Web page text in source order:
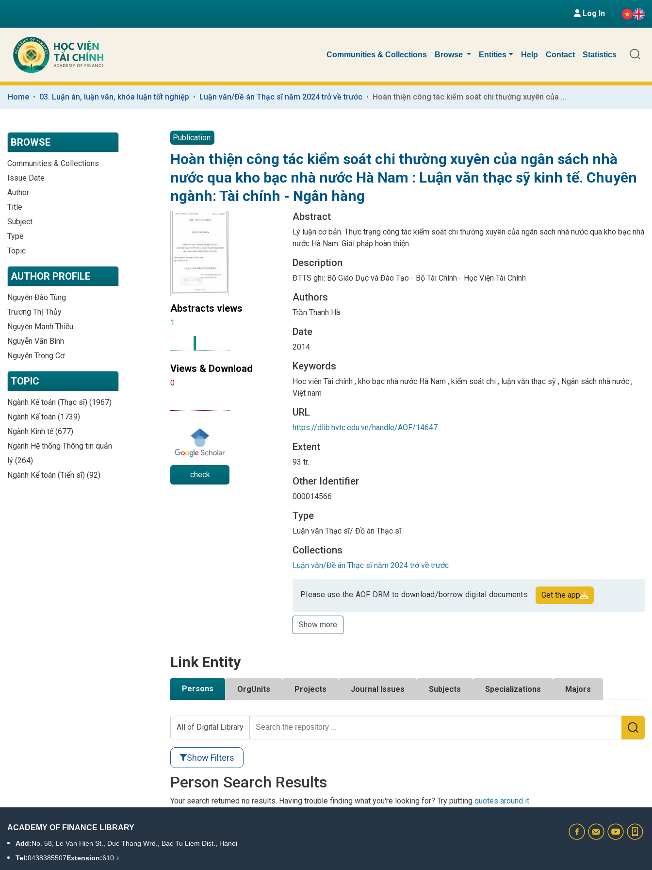
Log In
Communities & Collections Browse Entities Help Contact Statistics
Home 03. Luận án, luận văn, khóa luận tốt nghiệp Luận văn/Đề án Thạc sĩ năm 2024 trở về trước Hoàn thiện công tác kiểm soát chi thường xuyên của ngân sách nhà nước qua kho bạc nhà nước Hà Nam : Luận văn thạc sỹ kinh tế. Chuyên ngành: Tài chính - Ngân hàng
BROWSE
Communities & Collections
Issue Date
Author
Title
Subject
Type
Topic
AUTHOR PROFILE
Nguyễn Đào Tùng
Trương Thị Thủy
Nguyễn Mạnh Thiều
Nguyễn Văn Bình
Nguyễn Trọng Cơ
TOPIC
Ngành Kế toán (Thạc sĩ) (1967)
Ngành Kế toán (1739)
Ngành Kinh tế (677)
Ngành Hệ thống Thông tin quản
lý (264)
Ngành Kế toán (Tiến sĩ) (92)
Publication:
Hoàn thiện công tác kiểm soát chi thường xuyên của ngân sách nhà
nước qua kho bạc nhà nước Hà Nam : Luận văn thạc sỹ kinh tế. Chuyên
ngành: Tài chính - Ngân hàng
Abstracts views
1
Views & Download
0
check
Abstract
Lý luận cơ bản. Thực trạng công tác kiểm soát chi thường xuyên của ngân sách nhà nước qua kho bạc nhà
nước Hà Nam. Giải pháp hoàn thiện.
Description
ĐTTS ghi: Bộ Giáo Dục và Đào Tạo - Bộ Tài Chính - Học Viện Tài Chính
Authors
Trần Thanh Hà
Date
2014
Keywords
Học viện Tài chính , kho bạc nhà nước Hà Nam , kiểm soát chi , luận văn thạc sỹ , Ngân sách nhà nước ,
Việt nam
URL
https://dlib.hvtc.edu.vn/handle/AOF/14647
Extent
93 tr.
Other Identifier
000014566
Type
Luận văn Thạc sĩ/ Đồ án Thạc sĩ
Collections
Luận văn/Đề án Thạc sĩ năm 2024 trở về trước
Please use the AOF DRM to download/borrow digital documents Get the app
Show more
Link Entity
Persons OrgUnits Projects Journal Issues Subjects Specializations Majors
All of Digital Library
Show Filters
Person Search Results
Your search returned no results. Having trouble finding what you're looking for? Try putting quotes around it
ACADEMY OF FINANCE LIBRARY
Add:No. 58, Le Van Hien St., Duc Thang Wrd., Bac Tu Liem Dist., Hanoi
Tel:0438385507Extension:610 +